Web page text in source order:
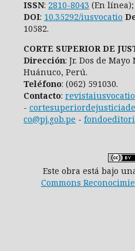
ISSN: 2810-8043 (En línea);
DOI: 10.35292/iusvocatio
10582.
CORTE SUPERIOR DE
Dirección: Jr. Dos de Mayo
Huánuco, Perú.
Teléfono: (062) 591030.
Contacto:
-
co@pj.gob.pe -
Este obra está bajo
Commons